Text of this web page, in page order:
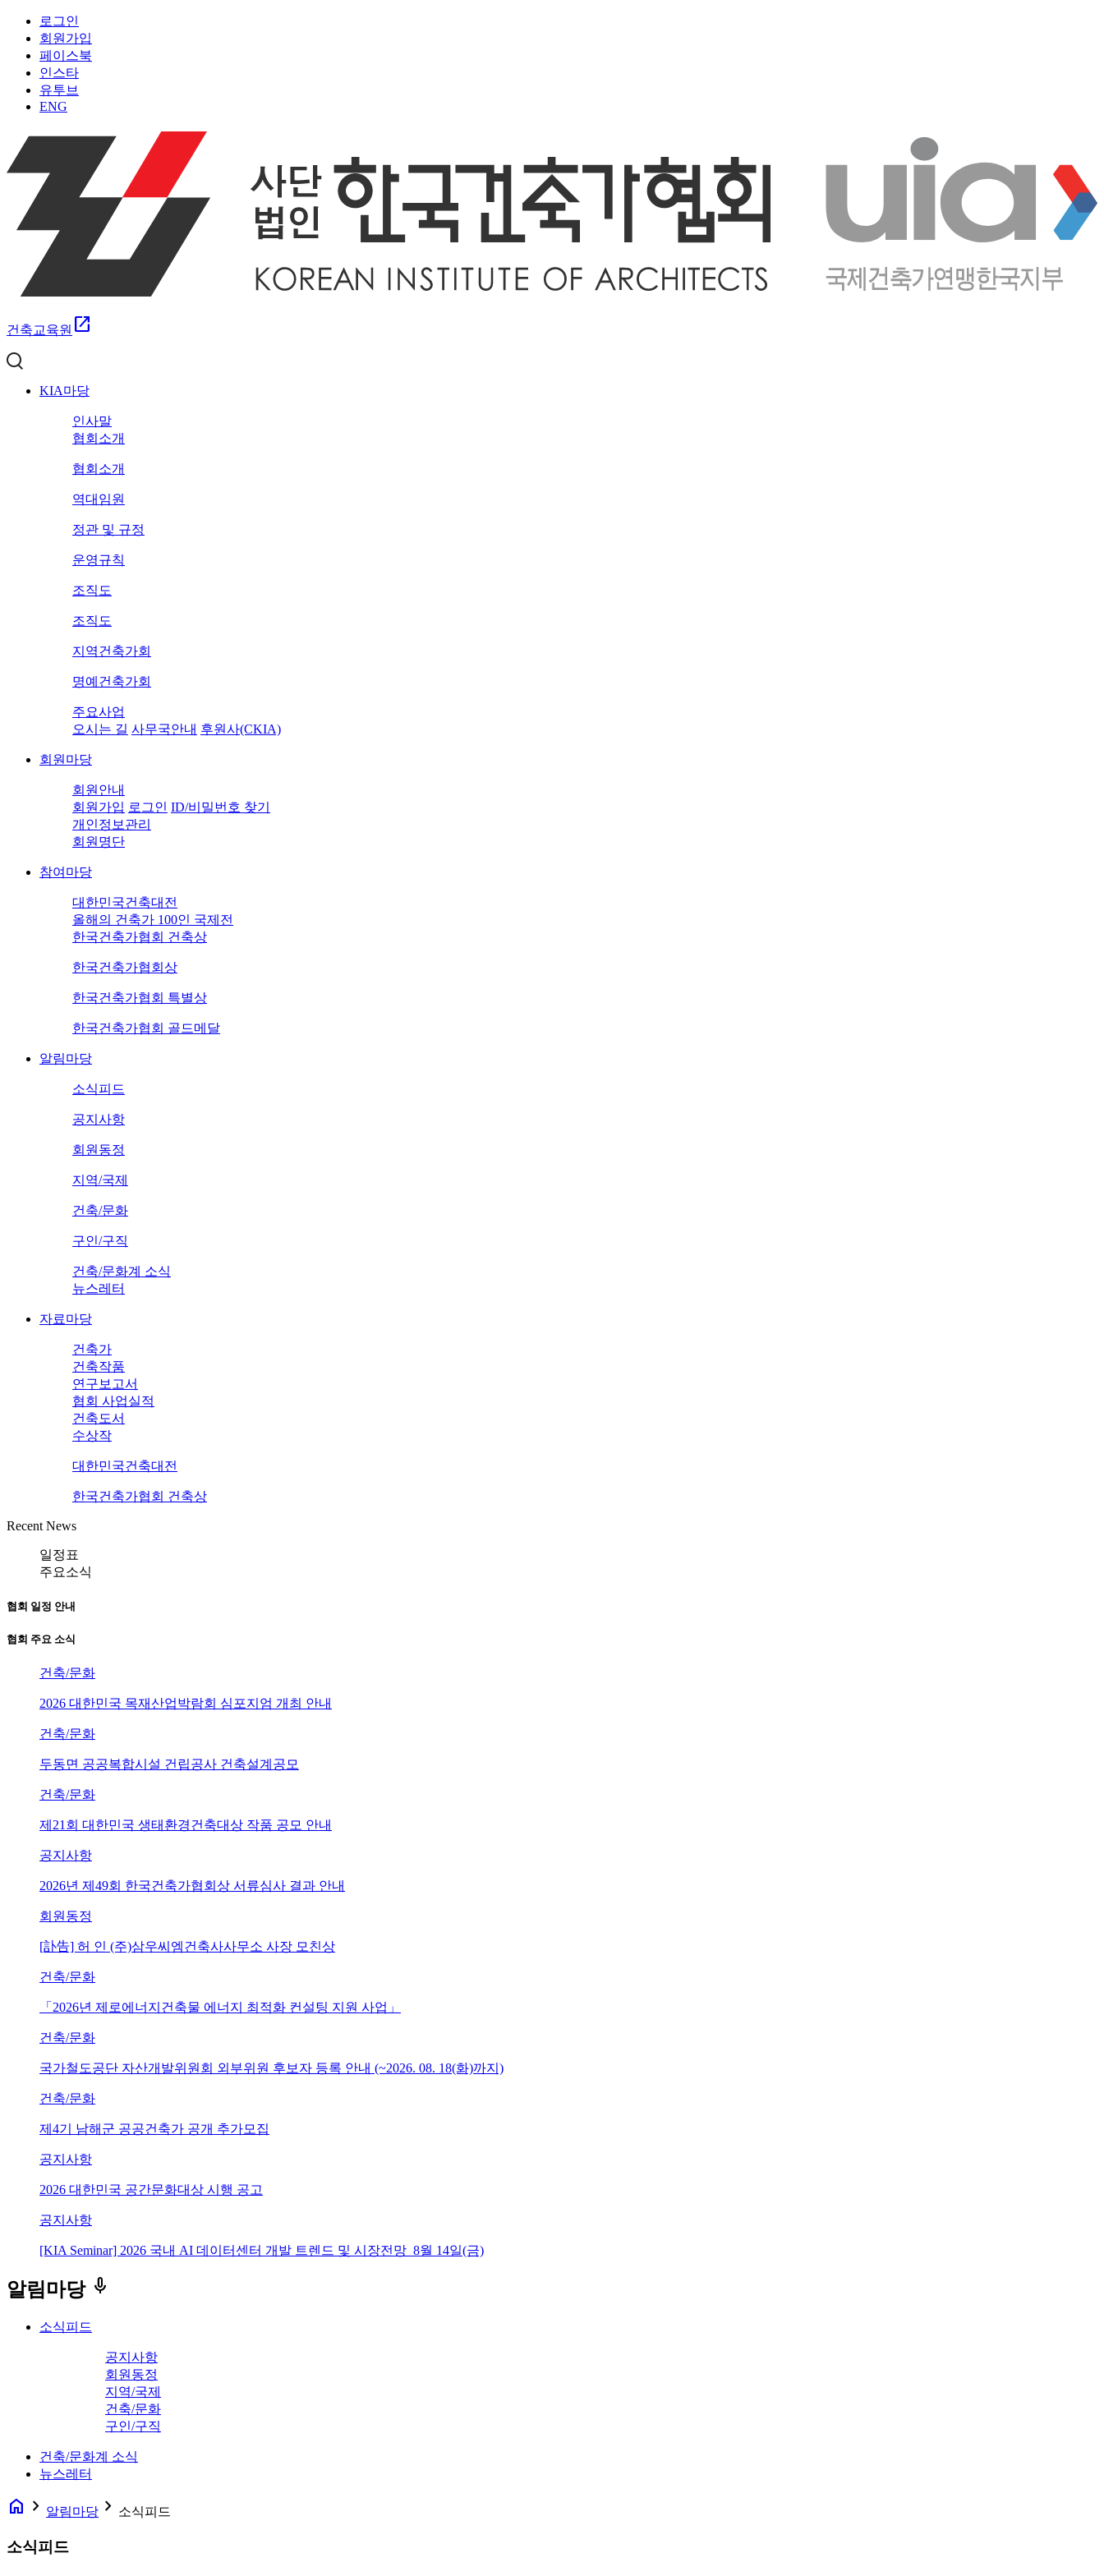
로그인
회원가입
페이스북
인스타
유투브
ENG
건축교육원 open_in_new
KIA마당
인사말
협회소개
협회소개
역대임원
정관 및 규정
운영규칙
조직도
조직도
지역건축가회
명예건축가회
주요사업
오시는 길 사무국안내 후원사(CKIA)
회원마당
회원안내
회원가입 로그인 ID/비밀번호 찾기
개인정보관리
회원명단
참여마당
대한민국건축대전
올해의 건축가 100인 국제전
한국건축가협회 건축상
한국건축가협회상
한국건축가협회 특별상
한국건축가협회 골드메달
알림마당
소식피드
공지사항
회원동정
지역/국제
건축/문화
구인/구직
건축/문화계 소식
뉴스레터
자료마당
건축가
건축작품
연구보고서
협회 사업실적
건축도서
수상작
대한민국건축대전
한국건축가협회 건축상
Recent News
일정표
주요소식
협회 일정 안내
협회 주요 소식
건축/문화
2026 대한민국 목재산업박람회 심포지엄 개최 안내
건축/문화
두동면 공공복합시설 건립공사 건축설계공모
건축/문화
제21회 대한민국 생태환경건축대상 작품 공모 안내
공지사항
2026년 제49회 한국건축가협회상 서류심사 결과 안내
회원동정
[訃告] 허 인 (주)삼우씨엠건축사사무소 사장 모친상
건축/문화
「2026년 제로에너지건축물 에너지 최적화 컨설팅 지원 사업」
건축/문화
국가철도공단 자산개발위원회 외부위원 후보자 등록 안내 (~2026. 08. 18(화)까지)
건축/문화
제4기 남해군 공공건축가 공개 추가모집
공지사항
2026 대한민국 공간문화대상 시행 공고
공지사항
[KIA Seminar] 2026 국내 AI 데이터센터 개발 트렌드 및 시장전망_8월 14일(금)
알림마당 keyboard_voice
소식피드
공지사항
회원동정
지역/국제
건축/문화
구인/구직
건축/문화계 소식
뉴스레터
home navigate_next 알림마당 navigate_next 소식피드
소식피드